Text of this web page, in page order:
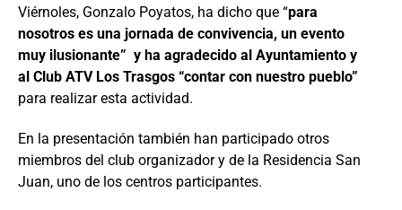
Viérnoles, Gonzalo Poyatos, ha dicho que “para
nosotros es una jornada de convivencia, un evento
muy ilusionante” y ha agradecido al Ayuntamiento y
al Club ATV Los Trasgos “contar con nuestro pueblo”
para realizar esta actividad.
En la presentación también han participado otros
miembros del club organizador y de la Residencia San
Juan, uno de los centros participantes.